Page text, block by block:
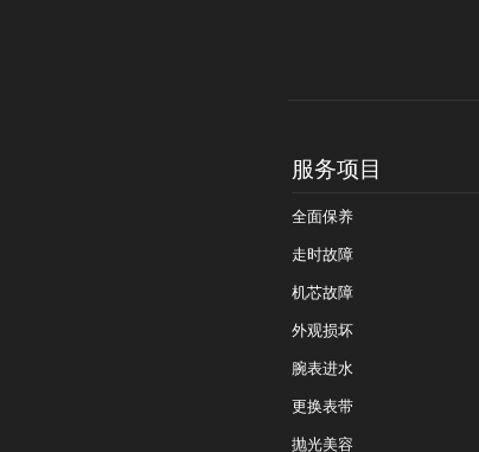
服务项目
全面保养
走时故障
机芯故障
外观损坏
腕表进水
更换表带
抛光美容